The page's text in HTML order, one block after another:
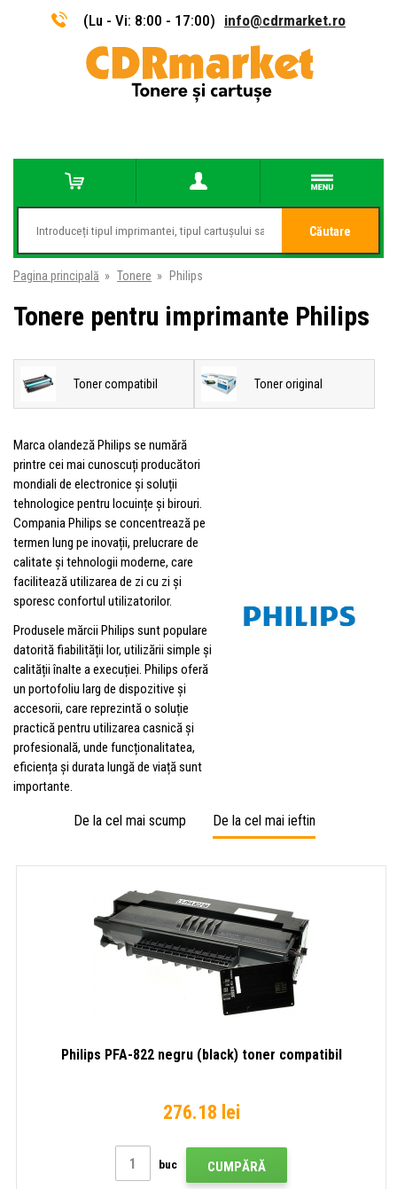
(Lu - Vi: 8:00 - 17:00) info@cdrmarket.ro
Căutare
Pagina principală » Tonere » Philips
Tonere pentru imprimante Philips
Toner compatibil Toner original
Marca olandeză Philips se numără
printre cei mai cunoscuți producători
mondiali de electronice și soluții
tehnologice pentru locuințe și birouri.
Compania Philips se concentrează pe
termen lung pe inovații, prelucrare de
calitate și tehnologii moderne, care
facilitează utilizarea de zi cu zi și
sporesc confortul utilizatorilor.
Produsele mărcii Philips sunt populare
datorită fiabilității lor, utilizării simple și
calității înalte a execuției. Philips oferă
un portofoliu larg de dispozitive și
accesorii, care reprezintă o soluție
practică pentru utilizarea casnică și
profesională, unde funcționalitatea,
eficiența și durata lungă de viață sunt
importante.
De la cel mai scump De la cel mai ieftin
Philips PFA-822 negru (black) toner compatibil
276.18 lei
buc CUMPĂRĂ